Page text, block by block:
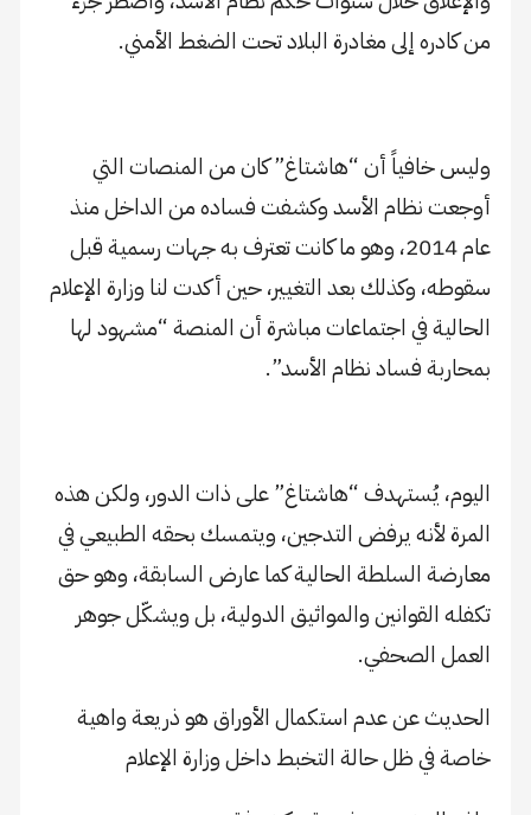
من كادره إلى مغادرة البلاد تحت الضغط الأمني.
وليس خافياً أن “هاشتاغ” كان من المنصات التي
أوجعت نظام الأسد وكشفت فساده من الداخل منذ
عام 2014، وهو ما كانت تعترف به جهات رسمية قبل
سقوطه، وكذلك بعد التغيير، حين أكدت لنا وزارة الإعلام
الحالية في اجتماعات مباشرة أن المنصة “مشهود لها
بمحاربة فساد نظام الأسد”.
اليوم، يُستهدف “هاشتاغ” على ذات الدور، ولكن هذه
المرة لأنه يرفض التدجين، ويتمسك بحقه الطبيعي في
معارضة السلطة الحالية كما عارض السابقة، وهو حق
تكفله القوانين والمواثيق الدولية، بل ويشكّل جوهر
العمل الصحفي.
الحديث عن عدم استكمال الأوراق هو ذريعة واهية
خاصة في ظل حالة التخبط داخل وزارة الإعلام